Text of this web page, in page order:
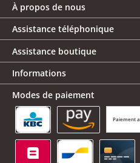
À propos de nous
Assistance téléphonique
Assistance boutique
Informations
Modes de paiement
Paiement
KBC/CBC Payment Button
Amazon Pay